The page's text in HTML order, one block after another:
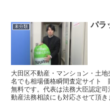
未分類 パラ
大田区不動産・マンション・土
名でも相場価格瞬間査定サイト
無料です。代表は法務大臣認定
動産法務相談にも対応させて頂き